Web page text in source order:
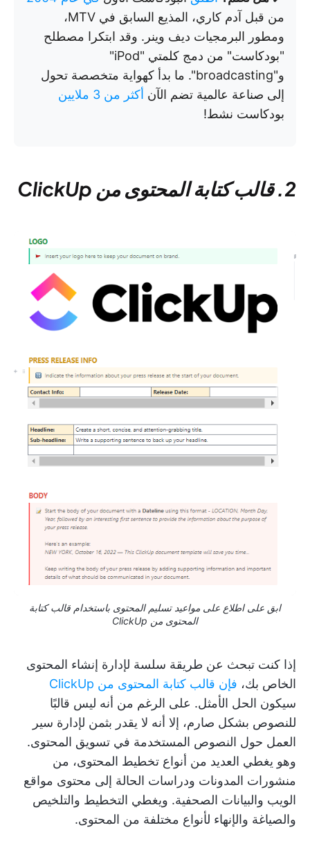
من قبل آدم كاري، المذيع السابق في MTV،
ومطور البرمجيات ديف وينر. وقد ابتكرا مصطلح
"بودكاست" من دمج كلمتي "iPod"
و"broadcasting". ما بدأ كهواية متخصصة تحول
إلى صناعة عالمية تضم الآن أكثر من 3 ملايين
بودكاست نشط!
2. قالب كتابة المحتوى من ClickUp
ابق على اطلاع على مواعيد تسليم المحتوى باستخدام قالب كتابة
المحتوى من ClickUp
إذا كنت تبحث عن طريقة سلسة لإدارة إنشاء المحتوى
الخاص بك، فإن قالب كتابة المحتوى من ClickUp
سيكون الحل الأمثل. على الرغم من أنه ليس قالبًا
للنصوص بشكل صارم، إلا أنه لا يقدر بثمن لإدارة سير
العمل حول النصوص المستخدمة في تسويق المحتوى.
وهو يغطي العديد من أنواع تخطيط المحتوى، من
منشورات المدونات ودراسات الحالة إلى محتوى مواقع
الويب والبيانات الصحفية. ويغطي التخطيط والتلخيص
والصياغة والإنهاء لأنواع مختلفة من المحتوى.